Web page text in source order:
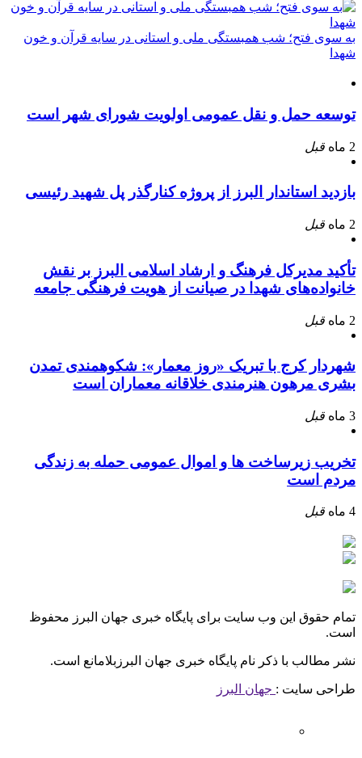
به سوی فتح؛ شب همبستگی ملی و استانی در سایه قرآن و خون
شهدا
توسعه حمل و نقل عمومی اولویت شورای شهر است
2 ماه قبل
بازدید استاندار البرز از پروژه کنارگذر پل شهید رئیسی
2 ماه قبل
تأکید مدیرکل فرهنگ و ارشاد اسلامی البرز بر نقش
خانواده‌های شهدا در صیانت از هویت فرهنگی جامعه
2 ماه قبل
شهردار کرج با تبریک «روز معمار»: شکوهمندی تمدن
بشری مرهون هنرمندی خلاقانه معماران است
3 ماه قبل
تخریب زیرساخت ها و اموال عمومی حمله به زندگی
مردم است
4 ماه قبل
تمام حقوق این وب سایت برای پایگاه خبری جهان البرز محفوظ
است.
نشر مطالب با ذکر نام پایگاه خبری جهان البرزبلامانع است.
طراحی سایت : جهان البرز